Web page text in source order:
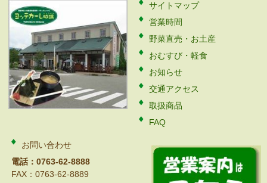
サイトマップ
営業時間
野菜直売・お土産
おむすび・軽食
お知らせ
交通アクセス
取扱商品
FAQ
お問い合わせ
電話：0763-62-8888
FAX：0763-62-8889